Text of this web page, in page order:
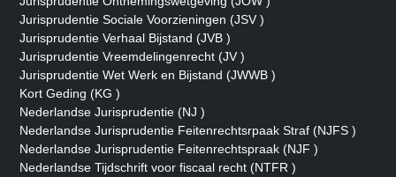
Jurisprudentie Sociale Voorzieningen (JSV )
Jurisprudentie Verhaal Bijstand (JVB )
Jurisprudentie Vreemdelingenrecht (JV )
Jurisprudentie Wet Werk en Bijstand (JWWB )
Kort Geding (KG )
Nederlandse Jurisprudentie (NJ )
Nederlandse Jurisprudentie Feitenrechtsrpaak Straf (NJFS )
Nederlandse Jurisprudentie Feitenrechtspraak (NJF )
Nederlandse Tijdschrift voor fiscaal recht (NTFR )